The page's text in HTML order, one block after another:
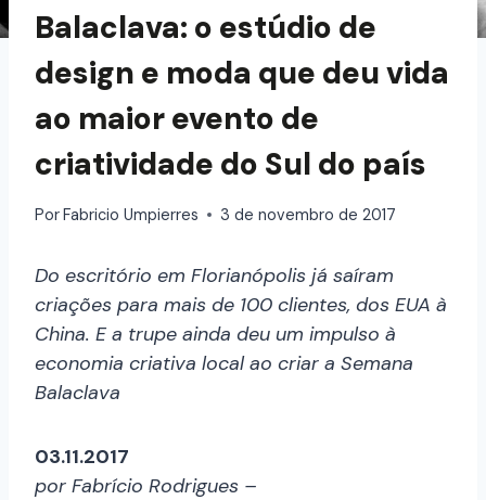
Balaclava: o estúdio de
design e moda que deu vida
ao maior evento de
criatividade do Sul do país
PorFabricio Umpierres 3 de novembro de 2017
Do escritório em Florianópolis já saíram
criações para mais de 100 clientes, dos EUA à
China. E a trupe ainda deu um impulso à
economia criativa local ao criar a Semana
Balaclava
03.11.2017
por Fabrício Rodrigues –